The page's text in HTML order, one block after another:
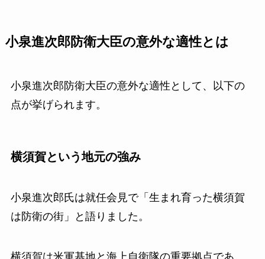
小泉進次郎防衛大臣の意外な適性とは
小泉進次郎防衛大臣の意外な適性として、以下の
点が挙げられます。
横須賀という地元の強み
小泉進次郎氏は就任会見で「生まれ育った横須賀
は防衛の街」と語りました。